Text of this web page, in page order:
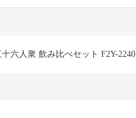
六人衆 飲み比べセット F2Y-2240